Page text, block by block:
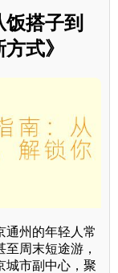
饭搭子到
式》
通州的年轻人常
周末短途游，
城市副中心，聚